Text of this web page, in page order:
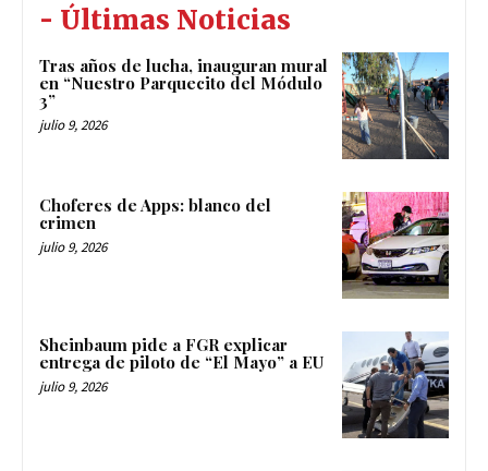
- Últimas Noticias
Tras años de lucha, inauguran mural
en “Nuestro Parquecito del Módulo
3”
julio 9, 2026
Choferes de Apps: blanco del
crimen
julio 9, 2026
Sheinbaum pide a FGR explicar
entrega de piloto de “El Mayo” a EU
julio 9, 2026